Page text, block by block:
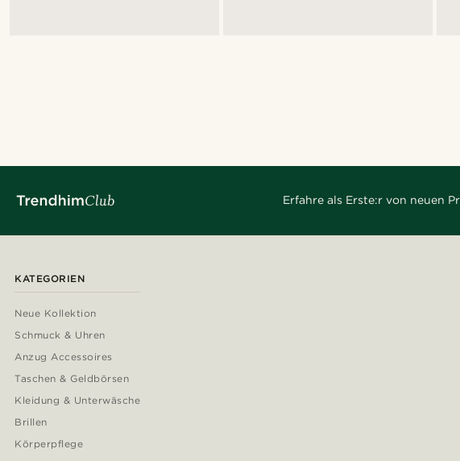
Erfahre als Erste:r von neuen
KATEGORIEN
Neue Kollektion
Schmuck & Uhren
Anzug Accessoires
Taschen & Geldbörsen
Kleidung & Unterwäsche
Brillen
Körperpflege